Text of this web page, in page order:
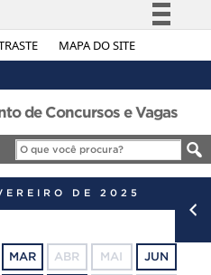
MAPA DO SITE
Simplifique!
Legislação
Canais
de Concursos e Vagas
DE 2025
MAR ABR MAI JUN